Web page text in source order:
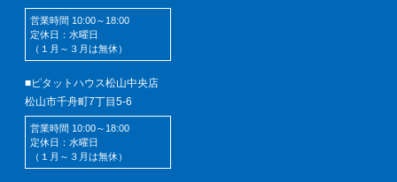
営業時間 10:00～18:00
定休日：水曜日
（１月～３月は無休）
■ピタットハウス松山中央店
松山市千舟町7丁目5-6
営業時間 10:00～18:00
定休日：水曜日
（１月～３月は無休）